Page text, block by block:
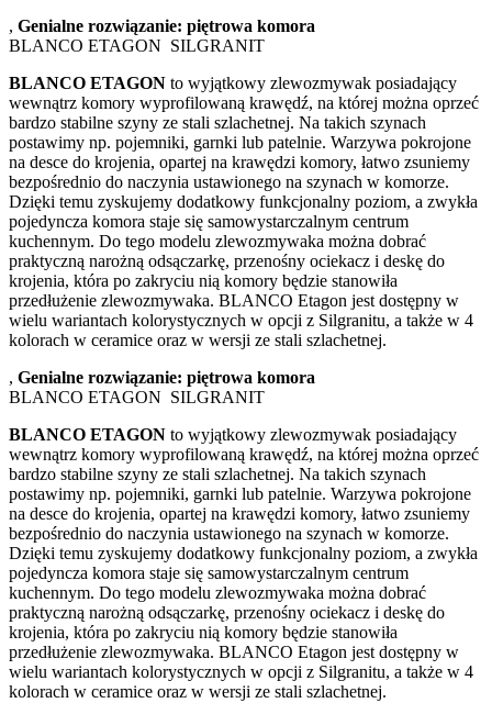
, Genialne rozwiązanie: piętrowa komora
BLANCO ETAGON SILGRANIT
BLANCO ETAGON to wyjątkowy zlewozmywak posiadający
wewnątrz komory wyprofilowaną krawędź, na której można oprzeć
bardzo stabilne szyny ze stali szlachetnej. Na takich szynach
postawimy np. pojemniki, garnki lub patelnie. Warzywa pokrojone
na desce do krojenia, opartej na krawędzi komory, łatwo zsuniemy
bezpośrednio do naczynia ustawionego na szynach w komorze.
Dzięki temu zyskujemy dodatkowy funkcjonalny poziom, a zwykła
pojedyncza komora staje się samowystarczalnym centrum
kuchennym. Do tego modelu zlewozmywaka można dobrać
praktyczną narożną odsączarkę, przenośny ociekacz i deskę do
krojenia, która po zakryciu nią komory będzie stanowiła
przedłużenie zlewozmywaka. BLANCO Etagon jest dostępny w
wielu wariantach kolorystycznych w opcji z Silgranitu, a także w 4
kolorach w ceramice oraz w wersji ze stali szlachetnej.
, Genialne rozwiązanie: piętrowa komora
BLANCO ETAGON SILGRANIT
BLANCO ETAGON to wyjątkowy zlewozmywak posiadający
wewnątrz komory wyprofilowaną krawędź, na której można oprzeć
bardzo stabilne szyny ze stali szlachetnej. Na takich szynach
postawimy np. pojemniki, garnki lub patelnie. Warzywa pokrojone
na desce do krojenia, opartej na krawędzi komory, łatwo zsuniemy
bezpośrednio do naczynia ustawionego na szynach w komorze.
Dzięki temu zyskujemy dodatkowy funkcjonalny poziom, a zwykła
pojedyncza komora staje się samowystarczalnym centrum
kuchennym. Do tego modelu zlewozmywaka można dobrać
praktyczną narożną odsączarkę, przenośny ociekacz i deskę do
krojenia, która po zakryciu nią komory będzie stanowiła
przedłużenie zlewozmywaka. BLANCO Etagon jest dostępny w
wielu wariantach kolorystycznych w opcji z Silgranitu, a także w 4
kolorach w ceramice oraz w wersji ze stali szlachetnej.